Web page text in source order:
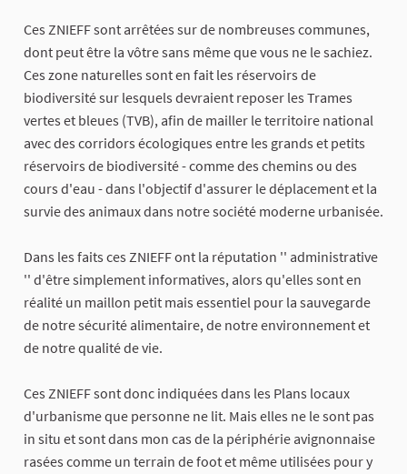
Ces ZNIEFF sont arrêtées sur de nombreuses communes,
dont peut être la vôtre sans même que vous ne le sachiez.
Ces zone naturelles sont en fait les réservoirs de
biodiversité sur lesquels devraient reposer les Trames
vertes et bleues (TVB), afin de mailler le territoire national
avec des corridors écologiques entre les grands et petits
réservoirs de biodiversité - comme des chemins ou des
cours d'eau - dans l'objectif d'assurer le déplacement et la
survie des animaux dans notre société moderne urbanisée.
Dans les faits ces ZNIEFF ont la réputation '' administrative
'' d'être simplement informatives, alors qu'elles sont en
réalité un maillon petit mais essentiel pour la sauvegarde
de notre sécurité alimentaire, de notre environnement et
de notre qualité de vie.
Ces ZNIEFF sont donc indiquées dans les Plans locaux
d'urbanisme que personne ne lit. Mais elles ne le sont pas
in situ et sont dans mon cas de la périphérie avignonnaise
rasées comme un terrain de foot et même utilisées pour y